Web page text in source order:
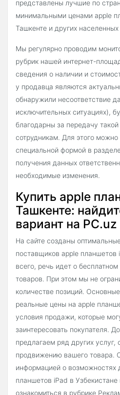
представлены лучшие по
минимальными ценами apple
Ташкенте и других населенных
Мы регулярно проводим
рубрик нашей интернет-
сведения о наличии и
у продавца являются
обнаружили несоответствие
исключительных ситуациях),
благодарны за передачу
сотрудникам. Для этого можно
специальной формой в
получения данных
необходимые изменения.
Купить apple
Ташкенте:
вариант на PC.uz
На сайте созданы
поставщиков apple
всего, речь идет о
товаров. При этом мы не
количестве позиций.
реальные цены на apple
условия продажи, которые
заинтересовать покупателя.
предлагаем ряд других
продвижению вашего товара.
информацией о возможностях
планшетов iPad в
ознакомиться в рубрике